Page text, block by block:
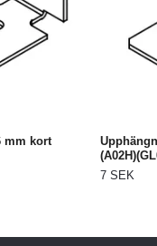
mm kort
7 SEK